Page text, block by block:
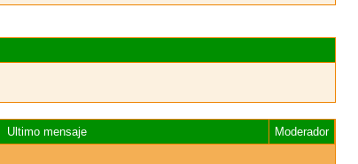
Ultimo mensaje
Moderador